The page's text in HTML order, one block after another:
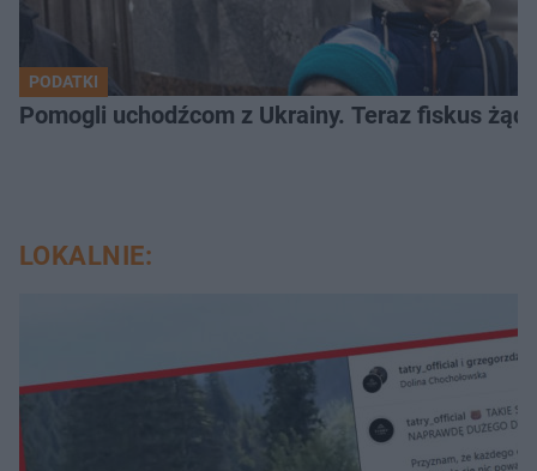
PODATKI
Pomogli uchodźcom z Ukrainy. Teraz fiskus
LOKALNIE: